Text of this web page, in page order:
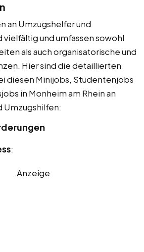
an Umzugshelfer und
vielfältig und umfassen sowohl
als auch organisatorische und
Hier sind die detaillierten
diesen Minijobs, Studentenjobs
in Monheim am Rhein an
Umzugshilfen:
:
Anzeige